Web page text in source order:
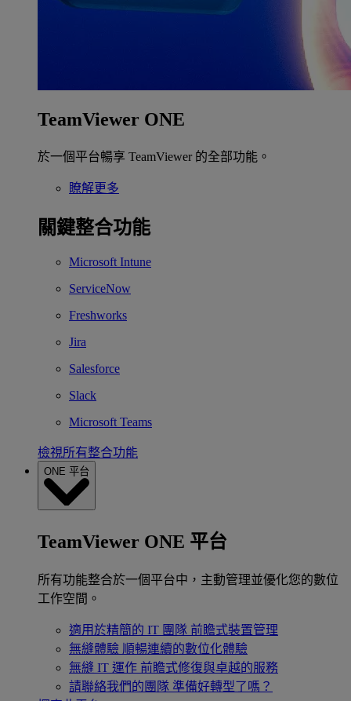
TeamViewer ONE
於一個平台暢享 TeamViewer 的全部功能。
瞭解更多
關鍵整合功能
Microsoft Intune
ServiceNow
Freshworks
Jira
Salesforce
Slack
Microsoft Teams
檢視所有整合功能
ONE 平台
TeamViewer ONE 平台
所有功能整合於一個平台中，主動管理並優化您的數位
工作空間。
適用於精簡的 IT 團隊 前瞻式裝置管理
無縫體驗 順暢連續的數位化體驗
無縫 IT 運作 前瞻式修復與卓越的服務
請聯絡我們的團隊 準備好轉型了嗎？